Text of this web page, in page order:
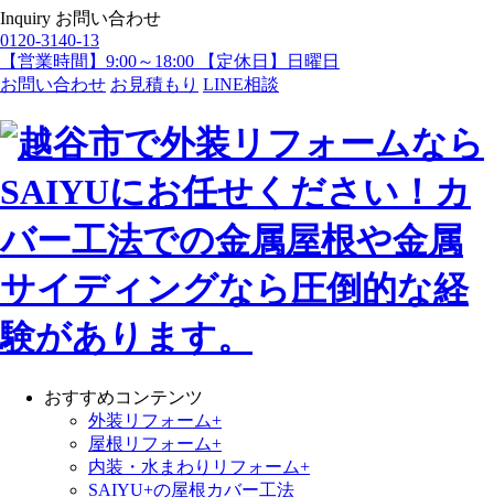
Inquiry お問い合わせ
0120-3140-13
【営業時間】9:00～18:00 【定休日】日曜日
お問い合わせ お見積もり LINE相談
おすすめコンテンツ
外装リフォーム+
屋根リフォーム+
内装・水まわりリフォーム+
SAIYU+の屋根カバー工法